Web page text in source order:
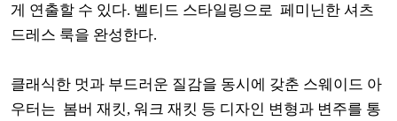
게 연출할 수 있다. 벨티드 스타일링으로 페미닌한 셔츠
드레스 룩을 완성한다.
클래식한 멋과 부드러운 질감을 동시에 갖춘 스웨이드 아
우터는 봄버 재킷, 워크 재킷 등 디자인 변형과 변주를 통